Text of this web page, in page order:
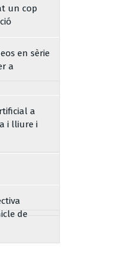
un cop
en sèrie
a
a
i lliure i
de